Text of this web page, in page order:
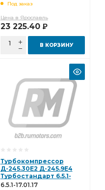
Под заказ
Цена в Ярославль
23 225.40 Р
В КОРЗИНУ
Турбокомпрессор
Д-245.30Е2 Д-245.9Е4
Турбостандарт 6.5.1-
17.01.17
6.5.1-17.01.17